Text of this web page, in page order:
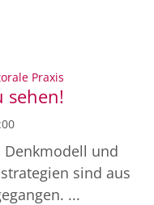
Praxis
sehen!
Denkmodell und
sind aus
...